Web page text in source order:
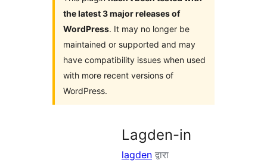
the latest 3 major releases of
WordPress. It may no longer be
maintained or supported and may
have compatibility issues when used
with more recent versions of
WordPress.
Lagden-in
lagden द्वारा